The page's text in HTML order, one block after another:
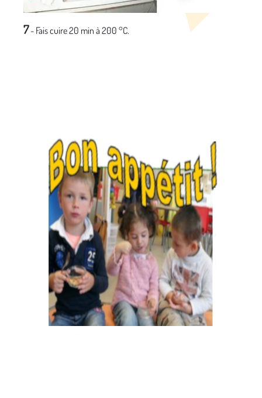
7- Fais cuire 20 min à 200 °C.